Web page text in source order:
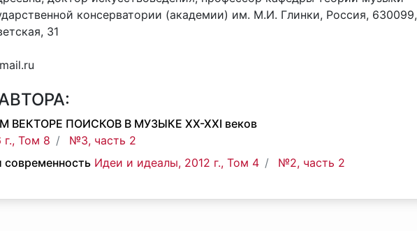
консерватории (академии) им. М.И. Глинки, Россия, 630099,
31
ПОИСКОВ В МУЗЫКЕ XX-XXI веков
Том 8
№3, часть 2
современность Идеи и идеалы, 2012 г., Том 4 №2, часть 2